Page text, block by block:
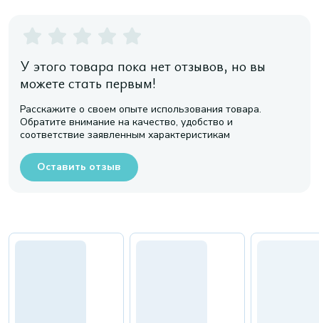
У этого товара пока нет отзывов, но вы
можете стать первым!
Расскажите о своем опыте использования товара.
Обратите внимание на качество, удобство и
соответствие заявленным характеристикам
Оставить отзыв